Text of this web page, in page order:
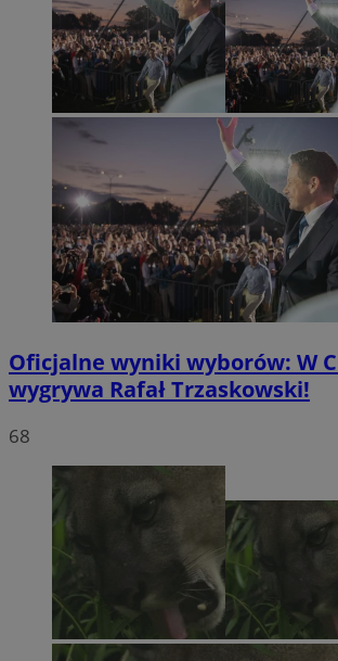
Oficjalne wyniki wyborów: W
wygrywa Rafał Trzaskowski!
68